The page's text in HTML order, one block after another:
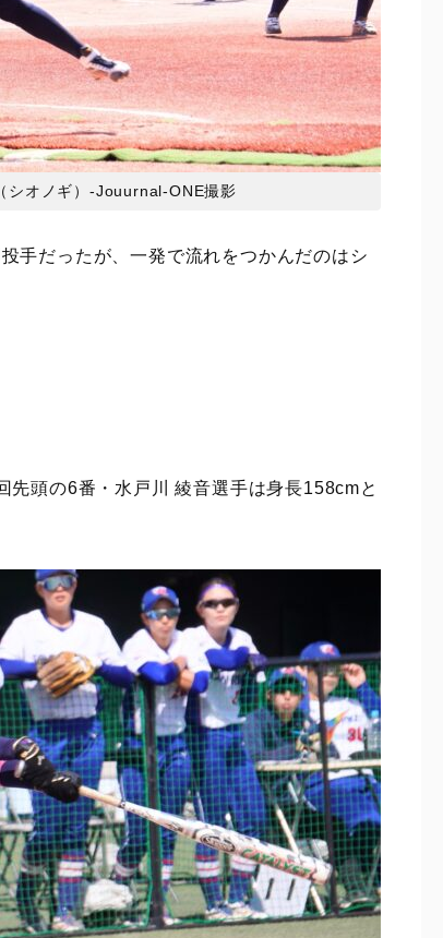
シオノギ）-Jouurnal-ONE撮影
手だったが、一発で流れをつかんだのはシ
先頭の6番・水戸川 綾音選手は身長158cmと